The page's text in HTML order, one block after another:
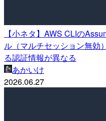
【小ネタ】AWS CLIの
ル（マルチセッション無効
る認証情報が異なる
あかいけ
2026.06.27